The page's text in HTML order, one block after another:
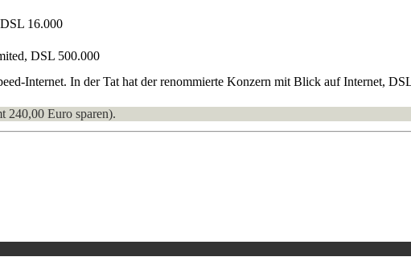
16.000
DSL 500.000
Internet. In der Tat hat der renommierte Konzern mit Blick auf Internet,
240,00 Euro sparen).